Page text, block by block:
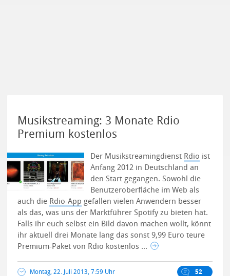
Musikstreaming: 3 Monate Rdio
Premium kostenlos
Der Musikstreamingdienst Rdio ist
Anfang 2012 in Deutschland an
den Start gegangen. Sowohl die
Benutzeroberfläche im Web als
auch die Rdio-App gefallen vielen Anwendern besser
als das, was uns der Marktführer Spotify zu bieten hat.
Falls ihr euch selbst ein Bild davon machen wollt, könnt
ihr aktuell drei Monate lang das sonst 9,99 Euro teure
Premium-Paket von Rdio kostenlos ...
Montag, 22. Juli 2013, 7:59 Uhr 52